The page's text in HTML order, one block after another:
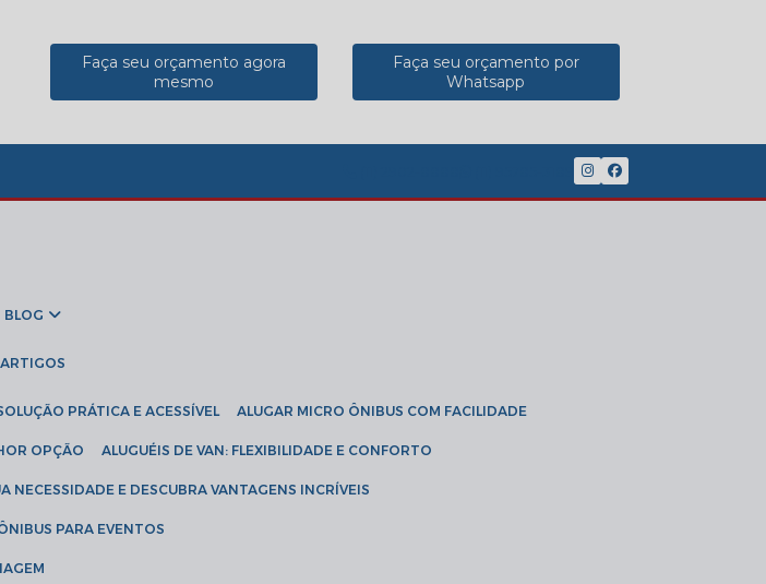
Faça seu orçamento agora
mesmo
Faça seu orçamento por
Whatsapp
BLOG
ARTIGOS
PRÁTICA E ACESSÍVEL ALUGAR MICRO ÔNIBUS COM FACILIDADE
OPÇÃO ALUGUÉIS DE VAN: FLEXIBILIDADE E CONFORTO
NECESSIDADE E DESCUBRA VANTAGENS INCRÍVEIS
PARA EVENTOS